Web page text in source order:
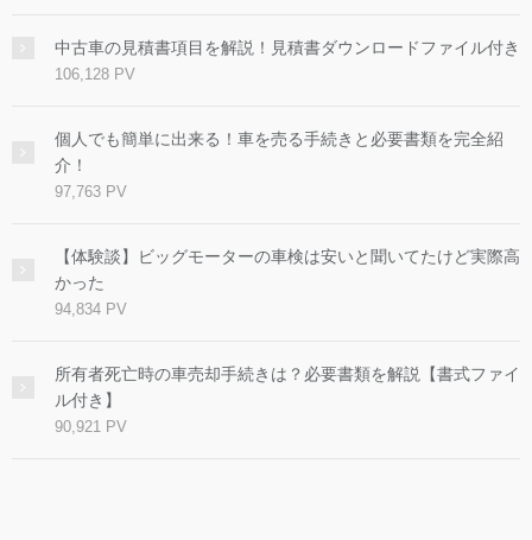
中古車の見積書項目を解説！見積書ダウンロードファイル付き
106,128 PV
個人でも簡単に出来る！車を売る手続きと必要書類を完全紹
介！
97,763 PV
【体験談】ビッグモーターの車検は安いと聞いてたけど実際高
かった
94,834 PV
所有者死亡時の車売却手続きは？必要書類を解説【書式ファイ
ル付き】
90,921 PV